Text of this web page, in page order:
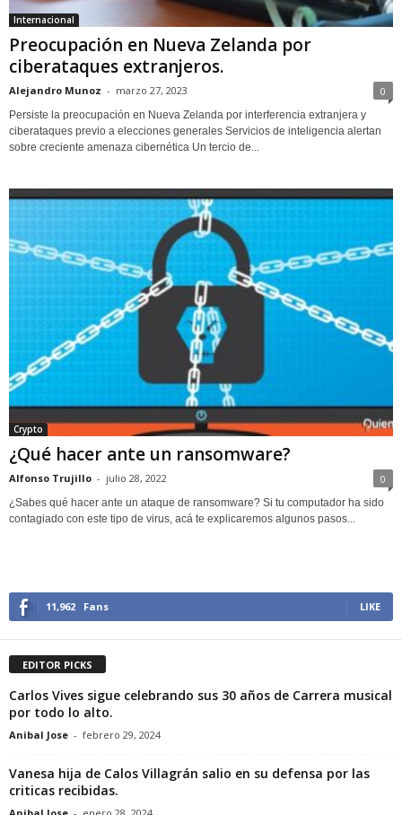
Internacional
Preocupación en Nueva Zelanda por
ciberataques extranjeros.
Alejandro Munoz - marzo 27, 2023 0
Persiste la preocupación en Nueva Zelanda por interferencia extranjera y
ciberataques previo a elecciones generales Servicios de inteligencia alertan
sobre creciente amenaza cibernética Un tercio de...
Crypto
¿Qué hacer ante un ransomware?
Alfonso Trujillo - julio 28, 2022 0
¿Sabes qué hacer ante un ataque de ransomware? Si tu computador ha sido
contagiado con este tipo de virus, acá te explicaremos algunos pasos...
11,962 Fans LIKE
EDITOR PICKS
Carlos Vives sigue celebrando sus 30 años de Carrera musical
por todo lo alto.
Anibal Jose - febrero 29, 2024
Vanesa hija de Calos Villagrán salio en su defensa por las
criticas recibidas.